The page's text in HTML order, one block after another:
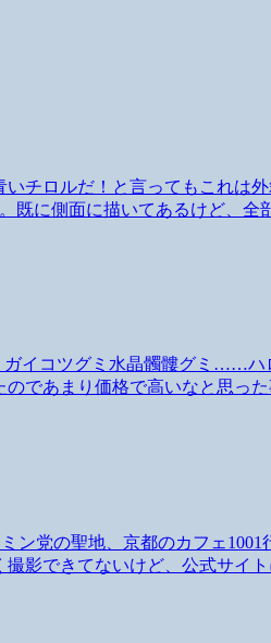
ロルだ！と言ってもこれは外
既に側面に描いてあるけど、
イコツグミ水晶髑髏グミ……ハ
であまり価格で高いなと思っ
ン党の聖地、京都のカフェ
撮影できてないけど、公式サイ